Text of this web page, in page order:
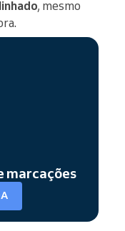
, mesmo
marcações